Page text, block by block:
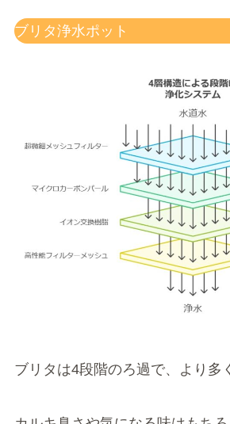
ブリタ浄水ポット
ブリタは4段階のろ過で、より多